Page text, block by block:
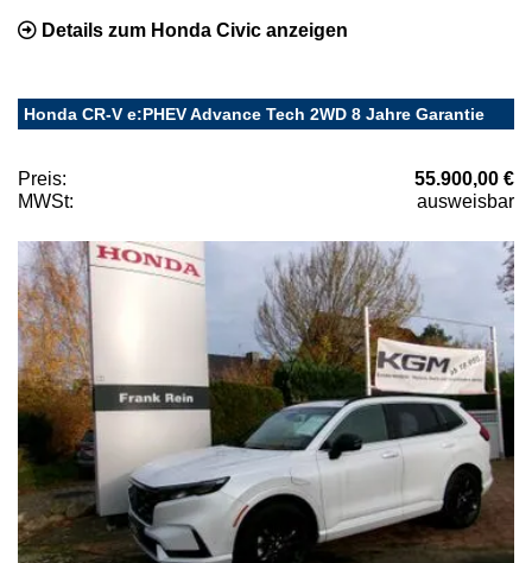
Details zum Honda Civic anzeigen
Honda CR-V e:PHEV Advance Tech 2WD 8 Jahre Garantie
Preis:
55.900,00 €
MWSt:
ausweisbar